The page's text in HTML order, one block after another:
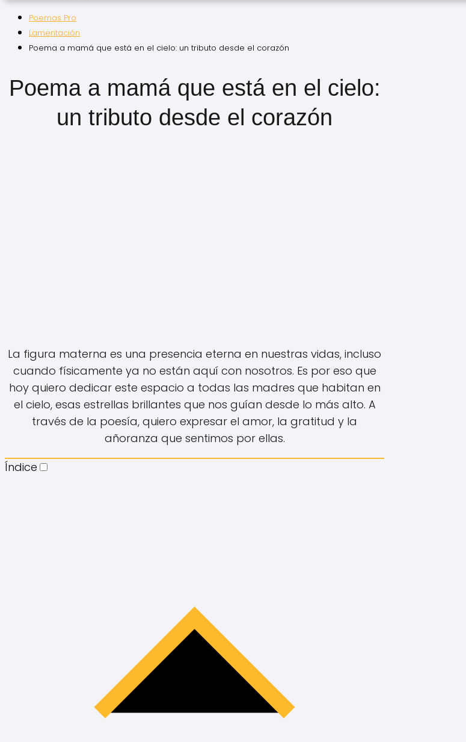
Poemas Pro
Lamentación
Poema a mamá que está en el cielo: un tributo desde el corazón
Poema a mamá que está en el cielo:
un tributo desde el corazón
La figura materna es una presencia eterna en nuestras vidas, incluso
cuando físicamente ya no están aquí con nosotros. Es por eso que
hoy quiero dedicar este espacio a todas las madres que habitan en
el cielo, esas estrellas brillantes que nos guían desde lo más alto. A
través de la poesía, quiero expresar el amor, la gratitud y la
añoranza que sentimos por ellas.
Índice